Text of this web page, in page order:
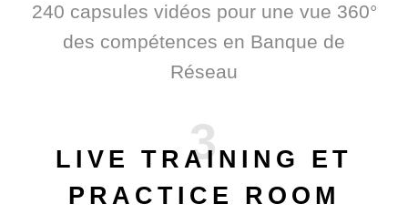
240 capsules vidéos pour une vue 360°
des compétences en Banque de
Réseau
3
LIVE TRAINING ET
PRACTICE ROOM